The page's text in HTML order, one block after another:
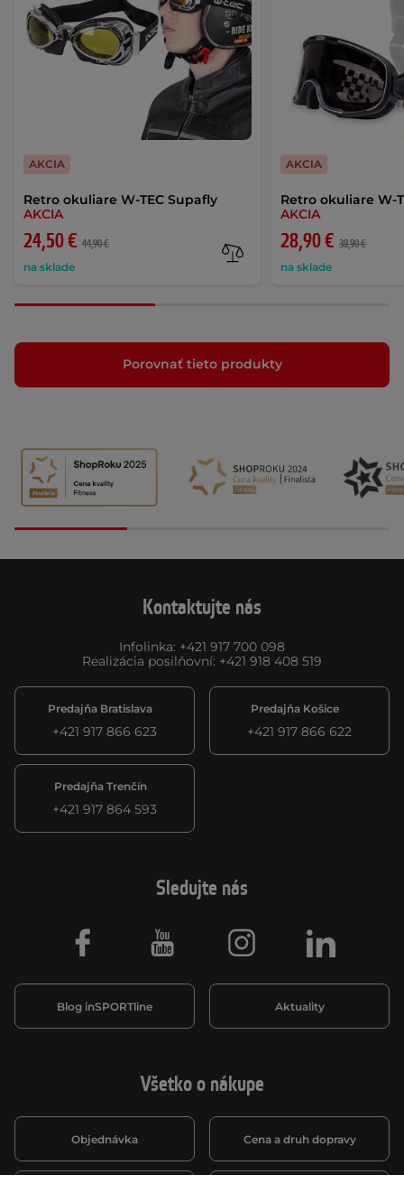
Retro okuliare W-TEC Supafly
AKCIA
24,50 € 44,90 €
na sklade
AKCIA
Retro okuliare W-
AKCIA
28,90 € 38,90 €
na sklade
AKCIA
Porovnať tieto produkty
Kontaktujte nás
Infolinka: +421 917 700 098
Realizácia posilňovní: +421 918 408 519
Predajňa Bratislava
+421 917 866 623
Predajňa Košice
+421 917 866 622
Predajňa Trenčín
+421 917 864 593
Všetko o nákupe
Objednávka Cena a druh dopravy
Sledujte nás
Blog inSPORTline Aktuality
Facebook Youtube Instagram LinkedIn